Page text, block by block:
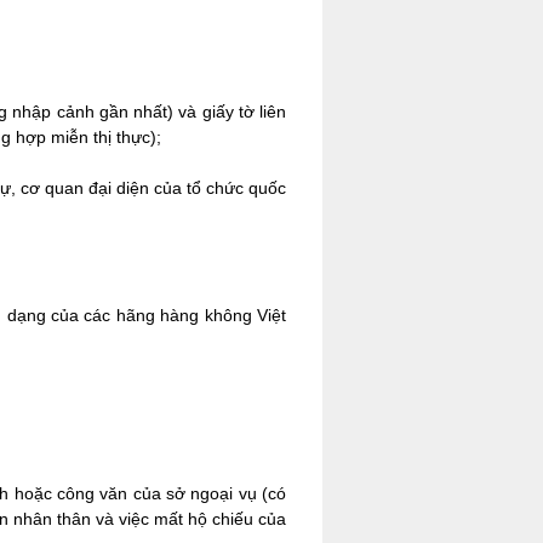
nhập cảnh gần nhất) và giấy tờ liên
hợp miễn thị thực);
cơ quan đại diện của tổ chức quốc
của các hãng hàng không Việt
hoặc công văn của sở ngoại vụ (có
nhân thân và việc mất hộ chiếu của